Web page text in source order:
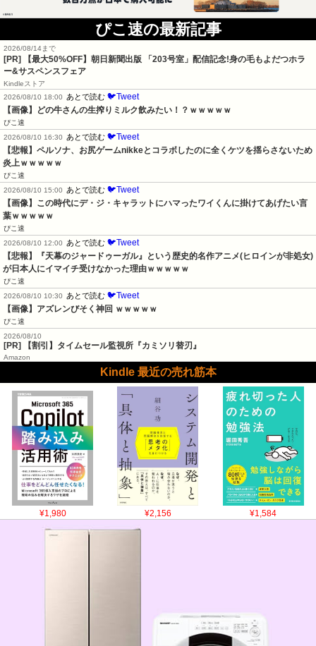
ぴこ速の最新記事
2026/08/14まで
[PR] 【最大50%OFF】朝日新聞出版 「203号室」配信記念!身の毛もよだつホラ
ー&サスペンスフェア
Kindleストア
2026/08/10 18:00
あとで読む 🐦Tweet
【画像】どの牛さんの生搾りミルク飲みたい！？ｗｗｗｗｗ
ぴこ速
2026/08/10 16:30
あとで読む 🐦Tweet
【悲報】ペルソナ、お尻ゲームnikkeとコラボしたのに全くケツを揺らさないため
炎上ｗｗｗｗｗ
ぴこ速
2026/08/10 15:00
あとで読む 🐦Tweet
【画像】この時代にデ・ジ・キャラットにハマったワイくんに掛けてあげたい言
葉ｗｗｗｗｗ
ぴこ速
2026/08/10 12:00
あとで読む 🐦Tweet
【悲報】『天幕のジャードゥーガル』という歴史的名作アニメ(ヒロインが非処女)
が日本人にイマイチ受けなかった理由ｗｗｗｗｗ
ぴこ速
2026/08/10 10:30
あとで読む 🐦Tweet
【画像】アズレンびそく神回 ｗｗｗｗｗ
ぴこ速
2026/08/10
[PR] 【割引】タイムセール監視所『カミソリ替刃』
Amazon
Kindle 最近の売れ筋本
¥1,980 ¥2,156 ¥1,584